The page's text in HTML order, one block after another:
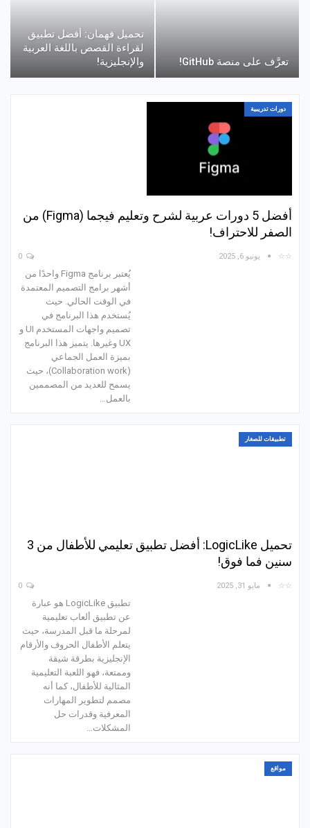
تعرَّف على منصة GitHub!
تحميل فهمان: أفضل تطبيق
لقراءة القصص باللغة العربية
والإنجليزية!
دورات تدريبية
أفضل 5 دورات عربية لشرح وتعليم فيجما (Figma) من
الصفر للاحتراف!
☆☆ يونيو 6, 2025
يُعتبر برنامج Figma واحدًا من
أشهر برامج التصميم المعتمدة
في الوقت الحالي. حيث
يُستخدم هذا البرنامج في
تصميم واجهات المستخدم UI و
UX وغيرها. يتميز هذا البرنامج
بميزة العمل الجماعي
(Collaboration work)، حيث
يسمح للعديد من المصممين
بالعمل
تطبيقات للصغار
تحميل LogicLike: أفضل تطبيق تعليمي للأطفال من 3
سنين فما فوق!
☆☆ مايو 31, 2025
تطبيق LogicLike هو عبارة
عن تطبيق ألعاب تعليمية
لمرحلة ما قبل المدرسة، حيث
يتعلم الأطفال الحروف والأرقام
الإنجليزية بطرقة شيقة
وممتعة، فهو اللعبة التعليمية
المثالية للأطفال، كما أنه
مصمم لتطوير المهارات
المعرفية وقدرات حل
المشكلات…
مواقع